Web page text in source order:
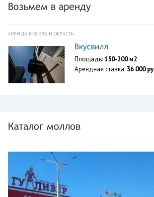
Возьмем в аренду
АРЕНДА МОСКВА И ОБЛАСТЬ
Вкусвилл
Площадь:150-200 м2
Арендная ставка: 36 000
Каталог моллов